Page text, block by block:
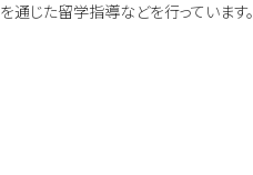
を通じた留学指導などを行っています。